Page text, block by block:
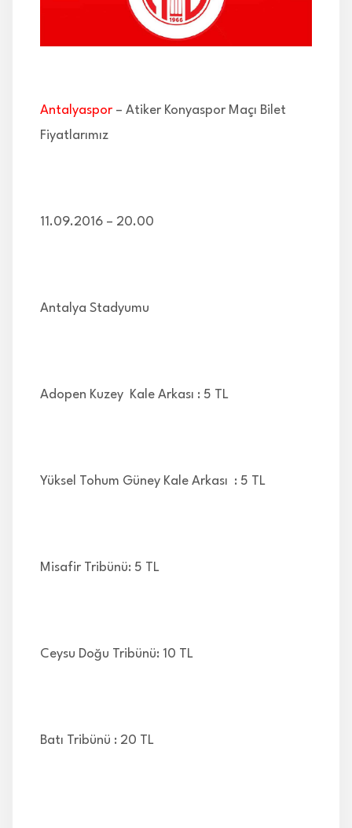
Antalyaspor – Atiker Konyaspor Maçı Bilet
Fiyatlarımız
11.09.2016 – 20.00
Antalya Stadyumu
Adopen Kuzey Kale Arkası : 5 TL
Yüksel Tohum Güney Kale Arkası : 5 TL
Misafir Tribünü: 5 TL
Ceysu Doğu Tribünü: 10 TL
Batı Tribünü : 20 TL